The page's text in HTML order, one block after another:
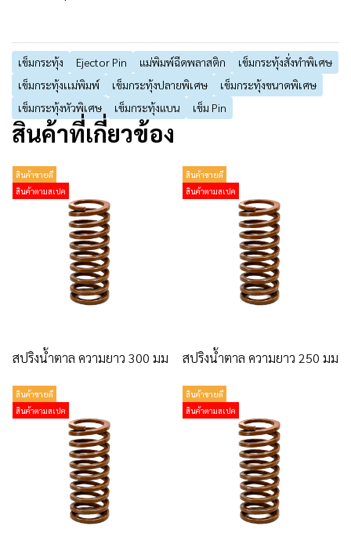
เข็มกระทุ้ง Ejector Pin แม่พิมพ์ฉีดพลาสติก
เข็มกระทุ้งสั่งทำพิเศษ
เข็มกระทุ้งเเม่พิมพ์
เข็มกระทุ้งปลายพิเศษ
เข็มกระทุ้งขนาดพิเศษ
เข็มกระทุ้งหัวพิเศษ
เข็มกระทุ้งแบน เข็ม Pin
สินค้าที่เกี่ยวข้อง
สินค้าขายดี
สินค้าตามสเปค
สปริงน้ำตาล ความยาว 300 มม
สินค้าขายดี
สินค้าตามสเปค
สปริงน้ำตาล ความยาว 250 มม
สินค้าขายดี
สินค้าตามสเปค
สินค้าขายดี
สินค้าตามสเปค